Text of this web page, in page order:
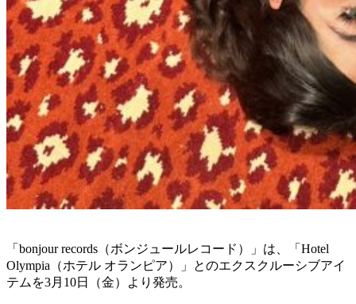
「bonjour records（ボンジュールレコード）」は、「Hotel
Olympia（ホテル オランピア）」とのエクスクルーシブアイ
テムを3月10日（金）より発売。